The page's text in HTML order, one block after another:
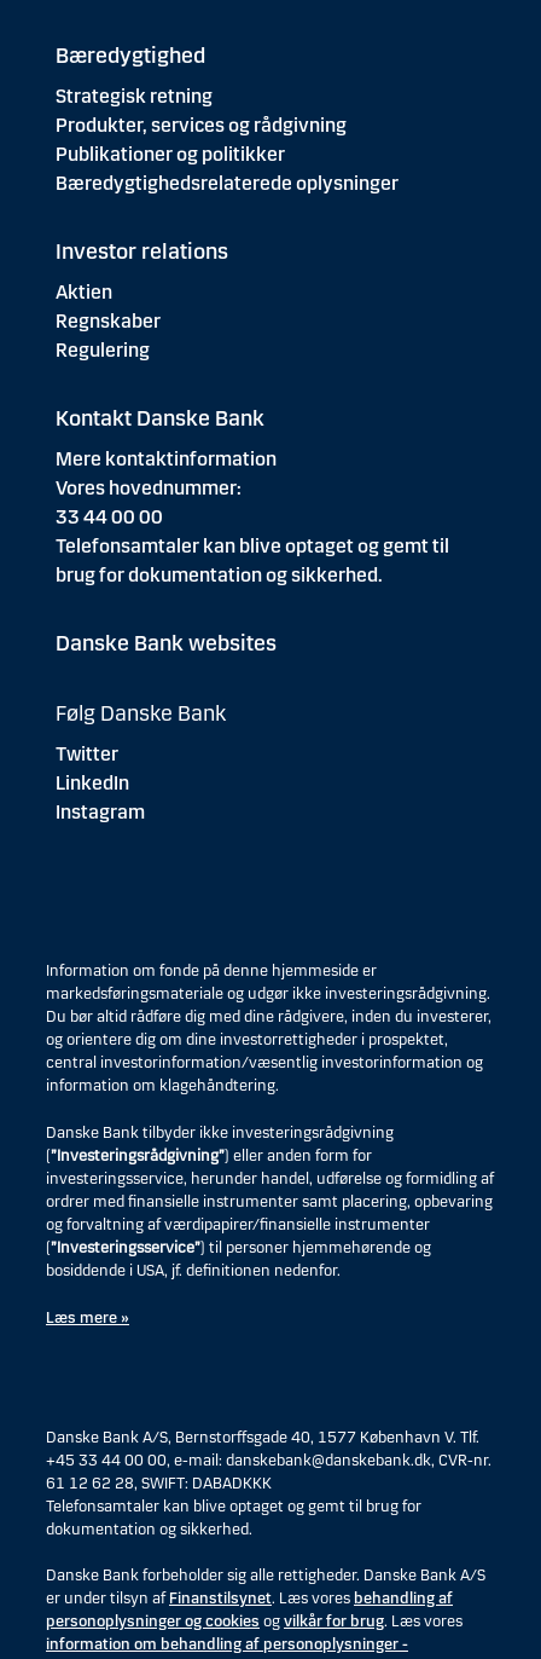
Bæredygtighed
Strategisk retning
Produkter, services og rådgivning
Publikationer og politikker
Bæredygtighedsrelaterede oplysninger
Investor relations
Aktien
Regnskaber
Regulering
Kontakt Danske Bank
Mere kontaktinformation
Vores hovednummer:
33 44 00 00
Telefonsamtaler kan blive optaget og gemt til
brug for dokumentation og sikkerhed.
Danske Bank websites
Følg Danske Bank
Twitter
LinkedIn
Instagram
Information om fonde på denne hjemmeside er
markedsføringsmateriale og udgør ikke investeringsrådgivning.
Du bør altid rådføre dig med dine rådgivere, inden du investerer,
og orientere dig om dine investorrettigheder i prospektet,
central investorinformation/væsentlig investorinformation og
information om klagehåndtering.
Danske Bank tilbyder ikke investeringsrådgivning
(”Investeringsrådgivning”) eller anden form for
investeringsservice, herunder handel, udførelse og formidling af
ordrer med finansielle instrumenter samt placering, opbevaring
og forvaltning af værdipapirer/finansielle instrumenter
(”Investeringsservice”) til personer hjemmehørende og
bosiddende i USA, jf. definitionen nedenfor.
Læs mere »
Danske Bank A/S, Bernstorffsgade 40, 1577 København V. Tlf.
+45 33 44 00 00, e-mail: danskebank@danskebank.dk, CVR-nr.
61 12 62 28, SWIFT: DABADKKK
Telefonsamtaler kan blive optaget og gemt til brug for
dokumentation og sikkerhed.
Danske Bank forbeholder sig alle rettigheder. Danske Bank A/S
er under tilsyn afFinanstilsynet. Læs vores behandling af
personoplysninger og cookies ogvilkår for brug. Læs vores
information om behandling af personoplysninger -